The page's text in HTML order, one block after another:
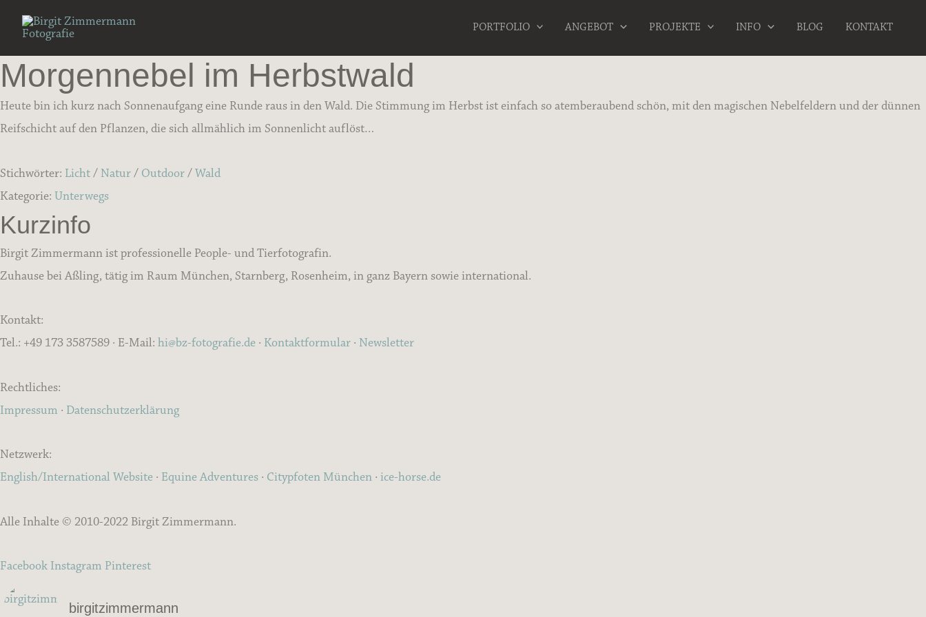
Inhalt
springen
PORTFOLIO ANGEBOT PROJEKTE INFO BLOG KONTAKT
Morgennebel im Herbstwald
Heute bin ich kurz nach Sonnenaufgang eine Runde raus in den Wald. Die Stimmung im Herbst ist einfach so atemberaubend schön, mit den magischen Nebelfeldern und der dünnen
Reifschicht auf den Pflanzen, die sich allmählich im Sonnenlicht auflöst…
Stichwörter: Licht/ Natur/ Outdoor/Wald
Kategorie: Unterwegs
Kurzinfo
Birgit Zimmermann ist professionelle People- und Tierfotografin.
Zuhause bei Aßling, tätig im Raum München, Starnberg, Rosenheim, in ganz Bayern sowie international.
Kontakt:
Tel.: +49 173 3587589 · E-Mail: hi@bz-fotografie.de · Kontaktformular · Newsletter
Rechtliches:
Impressum · Datenschutzerklärung
Netzwerk:
English/International Website · Equine Adventures · Citypfoten München · ice-horse.de
Alle Inhalte © 2010-2022 Birgit Zimmermann.
Facebook Instagram Pinterest
birgitzimmermann